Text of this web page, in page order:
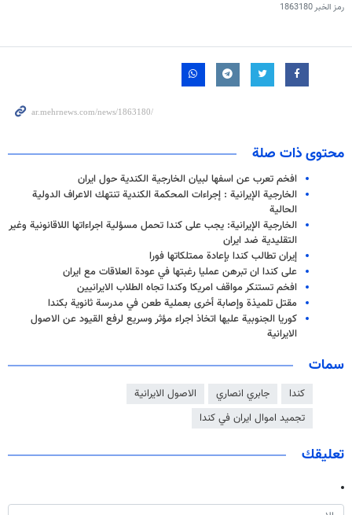
رمز الخبر1863180
محتوى ذات صلة
افخم تعرب عن اسفها لبيان الخارجية الكندية حول ايران
الخارجية الإيرانية : إجراءات المحكمة الكندية تنتهك الاعراف الدولية
الحالية
الخارجية الإيرانية: يجب على كندا تحمل مسؤلية اجراءاتها اللاقانونية وغير
التقليدية ضد ايران
إيران تطالب كندا بإعادة ممتلكاتها فورا
على كندا ان تبرهن عمليا رغبتها في عودة العلاقات مع ايران
افخم تستنكر مواقف امريكا وكندا تجاه الطلاب الايرانيين
مقتل تلميذة وإصابة أخرى بعملية طعن في مدرسة ثانوية بكندا
كوريا الجنوبية عليها اتخاذ اجراء مؤثر وسريع لرفع القيود عن الاصول
الايرانية
سمات
كندا جابري انصاري
الاصول الايرانية
تجميد اموال ايران في كندا
تعليقك